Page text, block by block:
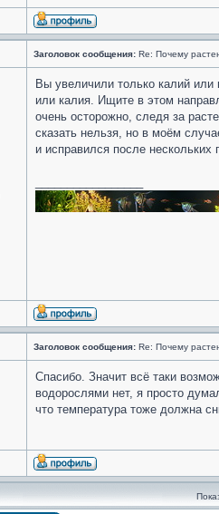
Заголовок сообщения: Re: Почему
Вы увеличили только калий
или калия. Ищите в этом
очень осторожно, следя за
сказать нельзя, но в моём
и исправился после
Заголовок сообщения: Re: Почему
Спасибо. Значит всё таки
водорослями нет, я просто
что температура тоже должна